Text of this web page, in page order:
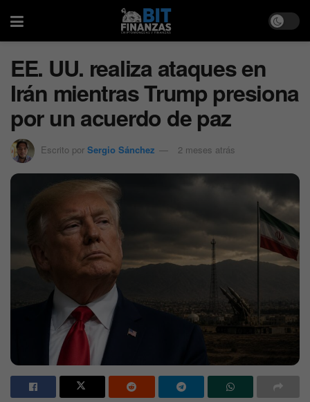
EE. UU. realiza ataques en
Irán mientras Trump presiona
por un acuerdo de paz
Escrito por Sergio Sánchez 2 meses atrás